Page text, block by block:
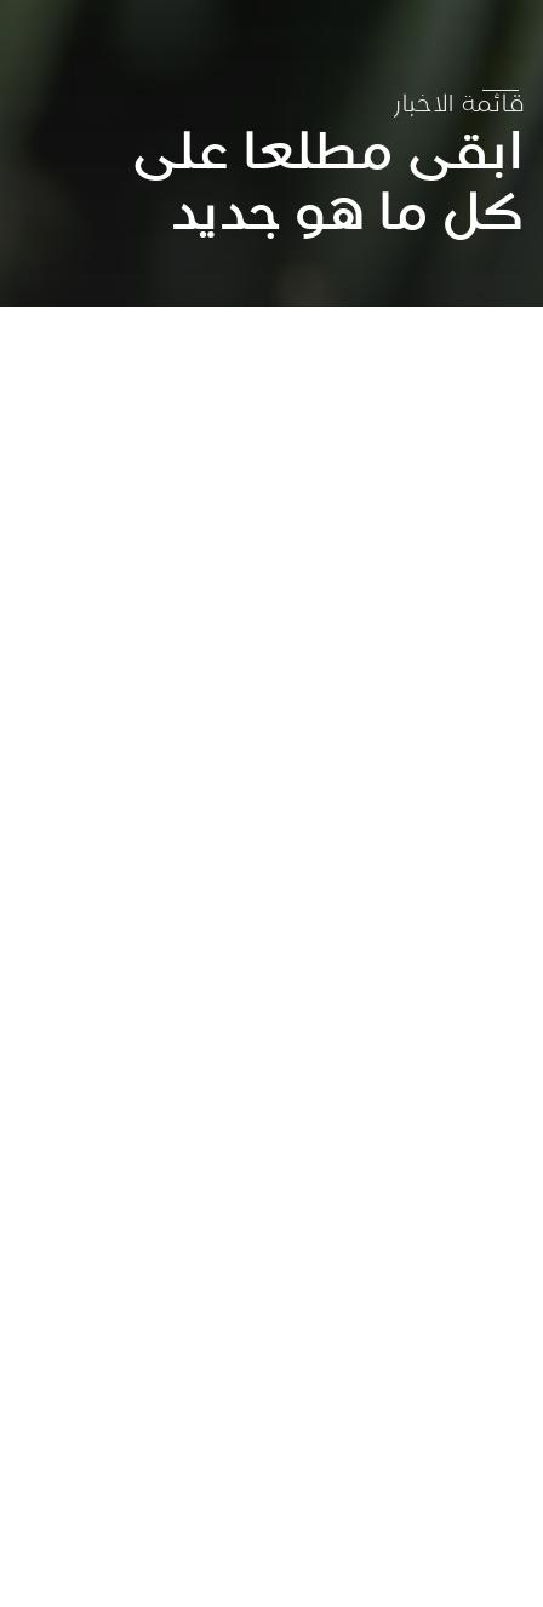
قائمة الاخبار
ابقى مطلعا على
كل ما هو جديد